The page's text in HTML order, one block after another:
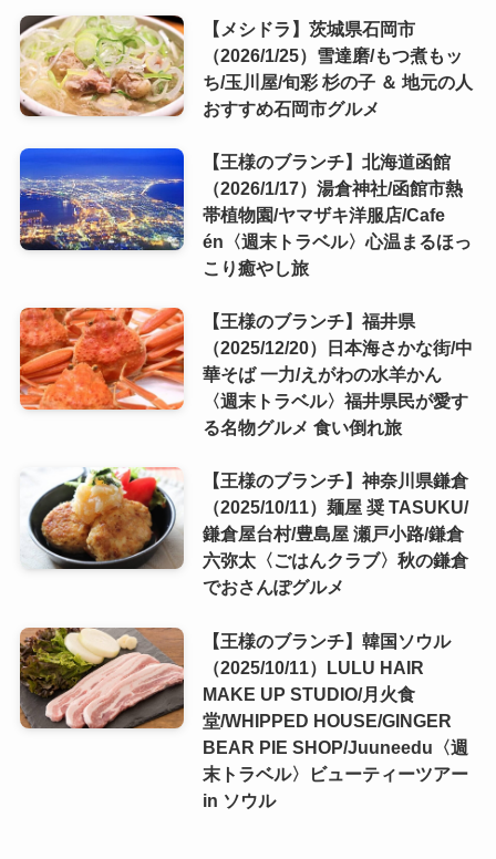
【メシドラ】茨城県石岡市
（2026/1/25）雪達磨/もつ煮もッ
ち/玉川屋/旬彩 杉の子 ＆ 地元の人
おすすめ石岡市グルメ
【王様のブランチ】北海道函館
（2026/1/17）湯倉神社/函館市熱
帯植物園/ヤマザキ洋服店/Cafe
én〈週末トラベル〉心温まるほっ
こり癒やし旅
【王様のブランチ】福井県
（2025/12/20）日本海さかな街/中
華そば 一力/えがわの水羊かん
〈週末トラベル〉福井県民が愛す
る名物グルメ 食い倒れ旅
【王様のブランチ】神奈川県鎌倉
（2025/10/11）麺屋 奨 TASUKU/
鎌倉屋台村/豊島屋 瀬戸小路/鎌倉
六弥太〈ごはんクラブ〉秋の鎌倉
でおさんぽグルメ
【王様のブランチ】韓国ソウル
（2025/10/11）LULU HAIR
MAKE UP STUDIO/月火食
堂/WHIPPED HOUSE/GINGER
BEAR PIE SHOP/Juuneedu〈週
末トラベル〉ビューティーツアー
in ソウル